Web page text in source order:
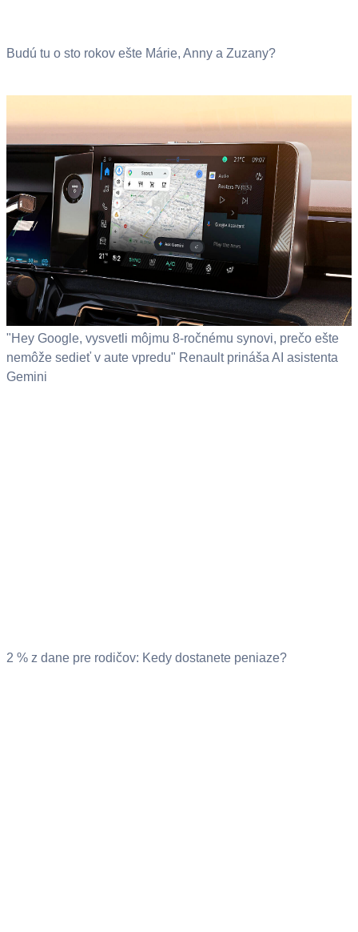
Budú tu o sto rokov ešte Márie, Anny a Zuzany?
"Hey Google, vysvetli môjmu 8-ročnému synovi, prečo ešte
nemôže sedieť v aute vpredu" Renault prináša AI asistenta
Gemini
2 % z dane pre rodičov: Kedy dostanete peniaze?